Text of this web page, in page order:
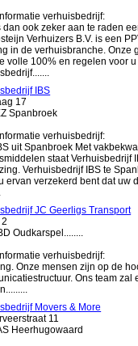
verhuisbedrijf:
dan ook zeker aan te raden
Verhuizers B.V. is een
in de verhuisbranche. Onze
volle 100% en regelen voor
IBS
17
Spanbroek
verhuisbedrijf:
uit Spanbroek Met
staat Verhuisbedrijf
Verhuisbedrijf IBS te
ervan verzekerd bent dat uw
JC Geerligs Transport
Oudkarspel........
verhuisbedrijf:
Onze mensen zijn op de
Ons team
Movers & More
11
Heerhugowaard